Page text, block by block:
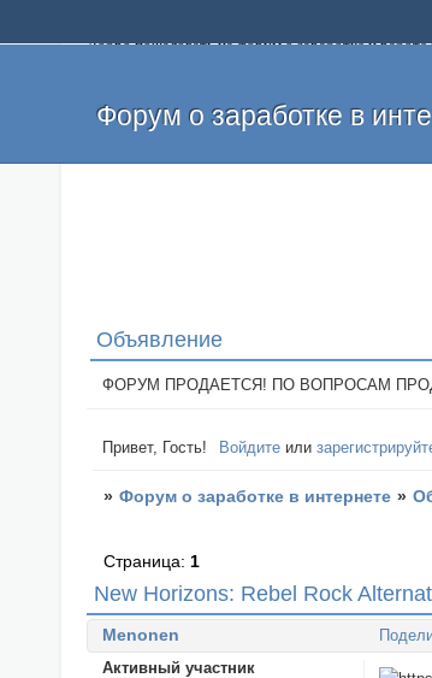
Добро пожаловать на форум о заработке и
и оставлять свои отзывы. Если вы знаете, что
легкие деньги без вложений и регистрации уже
Форум о заработке в
Объявление
ФОРУМ ПРОДАЕТСЯ! ПО ВОПРОСАМ
Привет, Гость! Войдите или
» Форум о заработке в интернете »
New Horizons: Rebel Rock
Страница: 1
Menonen
Активный участник